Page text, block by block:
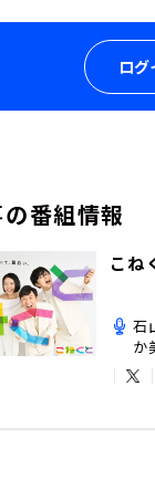
ログ
番組情報
こね
石
か